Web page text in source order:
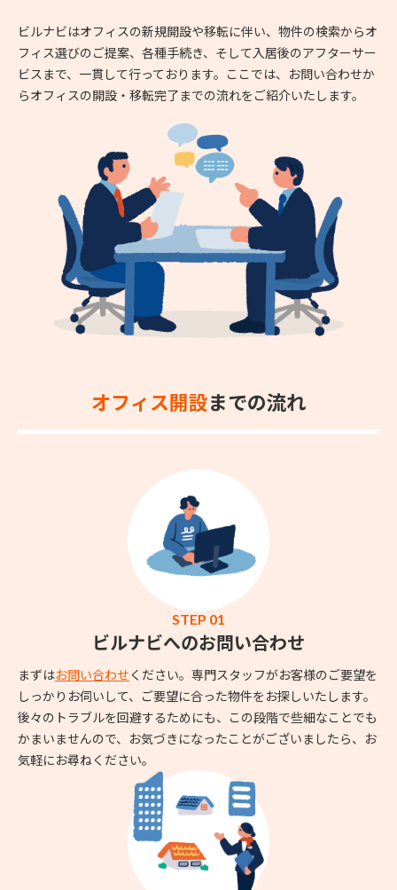
ビルナビはオフィスの新規開設や移転に伴い、物件の検索からオ
フィス選びのご提案、各種手続き、そして入居後のアフターサー
ビスまで、一貫して行っております。ここでは、お問い合わせか
らオフィスの開設・移転完了までの流れをご紹介いたします。
オフィス開設までの流れ
STEP 01
ビルナビへのお問い合わせ
まずはお問い合わせ ください。専門スタッフがお客様のご要望を
しっかりお伺いして、ご要望に合った物件をお探しいたします。
後々のトラブルを回避するためにも、この段階で些細なことでも
かまいませんので、お気づきになったことがございましたら、お
気軽にお尋ねください。